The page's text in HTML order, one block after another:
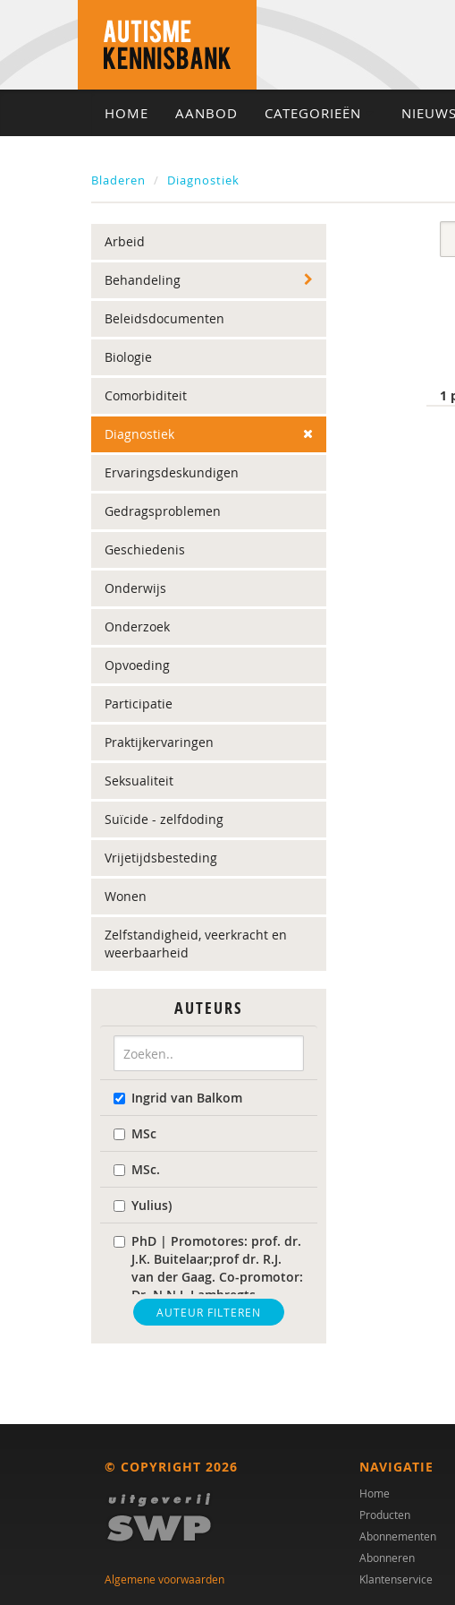
HOME AANBOD CATEGORIEËN
Bladeren Diagnostiek
Arbeid
Behandeling
Beleidsdocumenten
Biologie
Comorbiditeit
Diagnostiek
Ervaringsdeskundigen
Gedragsproblemen
Geschiedenis
Onderwijs
Onderzoek
Opvoeding
Participatie
Praktijkervaringen
Seksualiteit
Suïcide - zelfdoding
Vrijetijdsbesteding
Wonen
Zelfstandigheid, veerkracht en
weerbaarheid
AUTEURS
Ingrid van Balkom
MSc
MSc.
Yulius)
PhD | Promotores: prof. dr.
J.K. Buitelaar;prof dr. R.J.
van der Gaag. Co-promotor:
Dr. N.N.J. Lambregts-
Rommelse
Paul A. Mulder
Laurie A. Stowe
M.E. Akkermans
Helena Andrea
AUTEUR FILTEREN
1
© COPYRIGHT 2026
Algemene voorwaarden
NAVIGATIE
Home
Producten
Abonnementen
Abonneren
Klantenservice